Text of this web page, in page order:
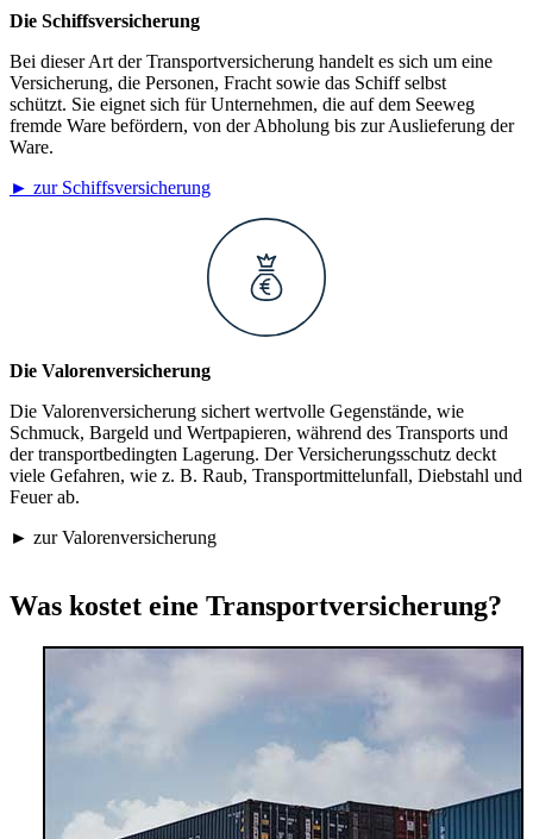
Die Schiffsversicherung
Bei dieser Art der Transportversicherung handelt es sich um eine
Versicherung, die Personen, Fracht sowie das Schiff selbst
schützt. Sie eignet sich für Unternehmen, die auf dem Seeweg
fremde Ware befördern, von der Abholung bis zur Auslieferung der
Ware.
► zur Schiffsversicherung
Die Valorenversicherung
Die Valorenversicherung sichert wertvolle Gegenstände, wie
Schmuck, Bargeld und Wertpapieren, während des Transports und
der transportbedingten Lagerung. Der Versicherungsschutz deckt
viele Gefahren, wie z. B. Raub, Transportmittelunfall, Diebstahl und
Feuer ab.
► zur Valorenversicherung
Was kostet eine Transportversicherung?